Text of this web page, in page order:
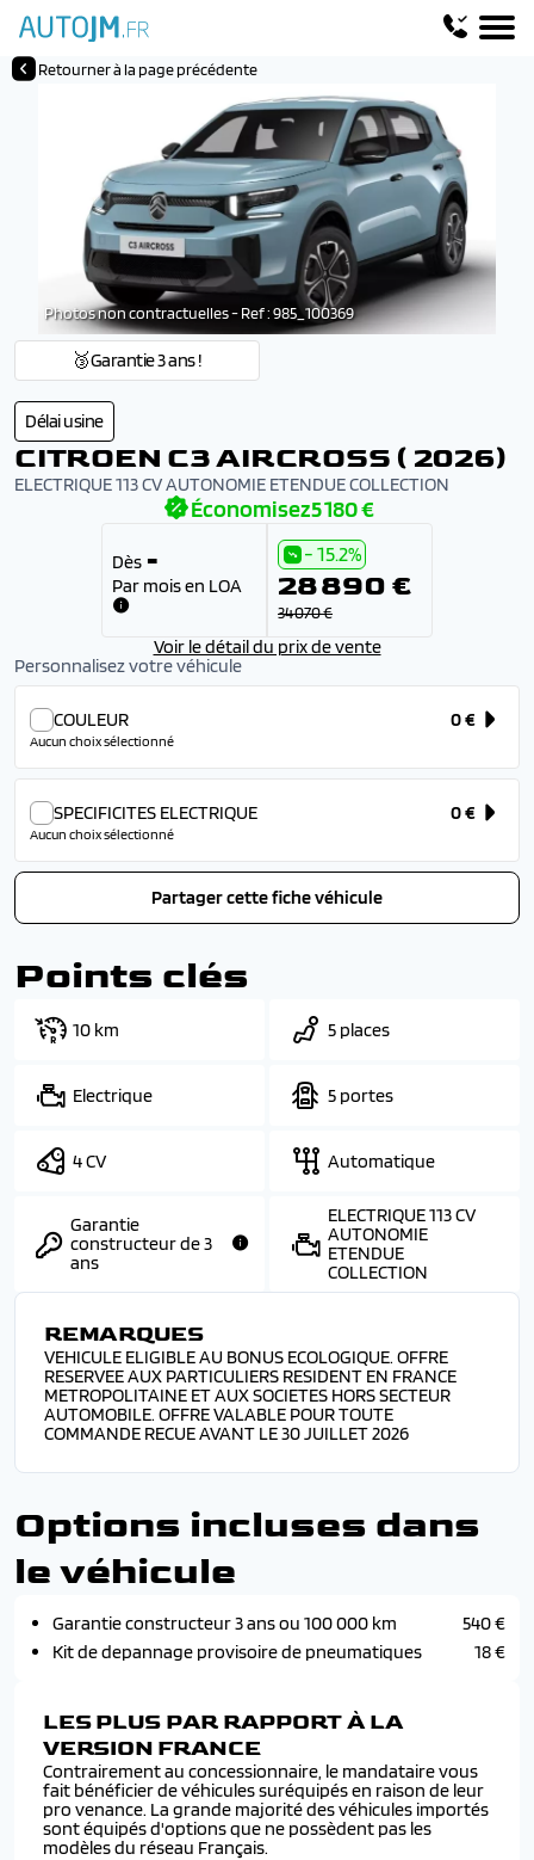
Retourner à la page précédente
Photos non contractuelles - Ref : 985_100369
🥉Garantie 3 ans !
Délai usine
CITROEN C3 AIRCROSS ( 2026)
ELECTRIQUE 113 CV AUTONOMIE ETENDUE COLLECTION
Économisez5 180 €
Dès -
Par mois en LOA
- 15.2%
28 890 €
34 070 €
Voir le détail du prix de vente
Personnalisez votre véhicule
COULEUR 0 €
Aucun choix sélectionné
SPECIFICITES ELECTRIQUE 0 €
Aucun choix sélectionné
Partager cette fiche véhicule
Points clés
10 km 5 places
Electrique 5 portes
4 CV Automatique
Garantie
constructeur de 3
ans
ELECTRIQUE 113 CV
AUTONOMIE
ETENDUE
COLLECTION
REMARQUES
VEHICULE ELIGIBLE AU BONUS ECOLOGIQUE. OFFRE
RESERVEE AUX PARTICULIERS RESIDENT EN FRANCE
METROPOLITAINE ET AUX SOCIETES HORS SECTEUR
AUTOMOBILE. OFFRE VALABLE POUR TOUTE
COMMANDE RECUE AVANT LE 30 JUILLET 2026
Options incluses dans
le véhicule
Garantie constructeur 3 ans ou 100 000 km
540 €
Kit de depannage provisoire de pneumatiques
18 €
LES PLUS PAR RAPPORT À LA
VERSION FRANCE
Contrairement au concessionnaire, le mandataire vous
fait bénéficier de véhicules suréquipés en raison de leur
pro venance. La grande majorité des véhicules importés
sont équipés d'options que ne possèdent pas les
modèles du réseau Français.